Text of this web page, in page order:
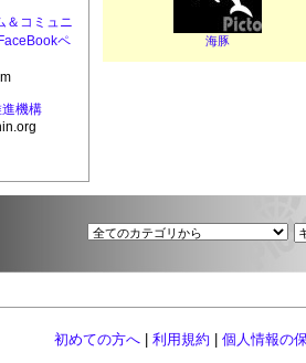
＆コミュニ
ペ
機構
海豚
初めての方へ 利用規約 個人情報の